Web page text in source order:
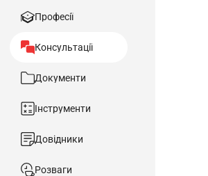
Професії
Консультації
Документи
Інструменти
Довідники
Розваги